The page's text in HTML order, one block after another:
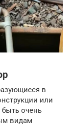
в
или
очень
видам